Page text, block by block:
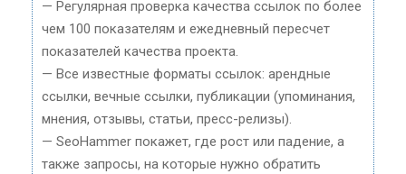
— Регулярная проверка качества ссылок по более
чем 100 показателям и ежедневный пересчет
показателей качества проекта.
— Все известные форматы ссылок: арендные
ссылки, вечные ссылки, публикации (упоминания,
мнения, отзывы, статьи, пресс-релизы).
— SeoHammer покажет, где рост или падение, а
также запросы, на которые нужно обратить